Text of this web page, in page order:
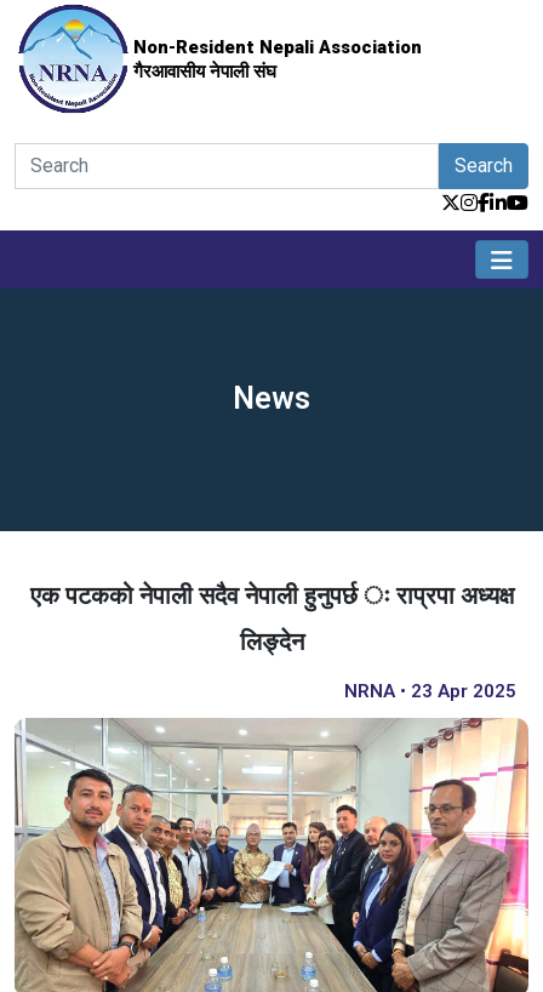
Non-Resident Nepali Association
गैरआवासीय नेपाली संघ
Search
News
एक पटकको नेपाली सदैव नेपाली हुनुपर्छ ः राप्रपा अध्यक्ष
लिङ्देन
NRNA • 23 Apr 2025